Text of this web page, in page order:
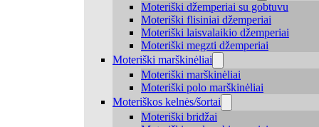
Moteriški džemperiai su gobtuvu
Moteriški flisiniai džemperiai
Moteriški laisvalaikio džemperiai
Moteriški megzti džemperiai
Moteriški marškinėliai
Moteriški marškinėliai
Moteriški polo marškinėliai
Moteriškos kelnės/šortai
Moteriški bridžai